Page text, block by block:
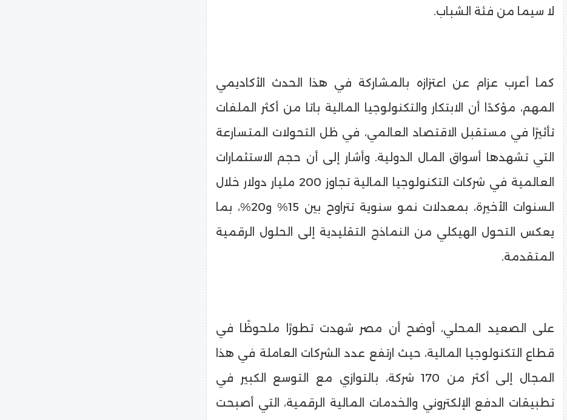
لا سيما من فئة الشباب.
كما أعرب عزام عن اعتزازه بالمشاركة في هذا الحدث الأكاديمي
المهم، مؤكدًا أن الابتكار والتكنولوجيا المالية باتا من أكثر الملفات
تأثيرًا في مستقبل الاقتصاد العالمي، في ظل التحولات المتسارعة
التي تشهدها أسواق المال الدولية. وأشار إلى أن حجم الاستثمارات
العالمية في شركات التكنولوجيا المالية تجاوز 200 مليار دولار خلال
السنوات الأخيرة، بمعدلات نمو سنوية تتراوح بين 15% و20%، بما
يعكس التحول الهيكلي من النماذج التقليدية إلى الحلول الرقمية
المتقدمة.
على الصعيد المحلي، أوضح أن مصر شهدت تطورًا ملحوظًا في
قطاع التكنولوجيا المالية، حيث ارتفع عدد الشركات العاملة في هذا
المجال إلى أكثر من 170 شركة، بالتوازي مع التوسع الكبير في
تطبيقات الدفع الإلكتروني والخدمات المالية الرقمية، التي أصبحت